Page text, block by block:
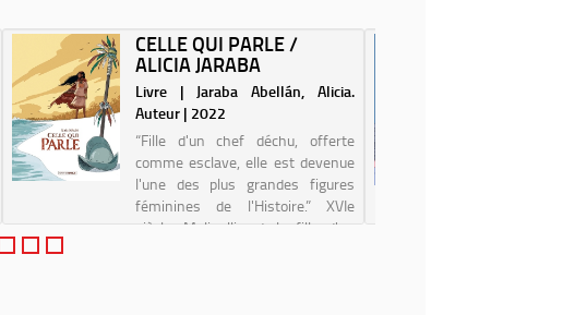
contre l'...
CELLE QUI PARLE /
ALICIA JARABA
Livre | Jaraba Abellán, Alicia.
Auteur | 2022
“Fille d'un chef déchu, offerte
comme esclave, elle est devenue
l'une des plus grandes figures
féminines de l'Histoire.” XVIe
siècle. Malinalli est la fille d'un